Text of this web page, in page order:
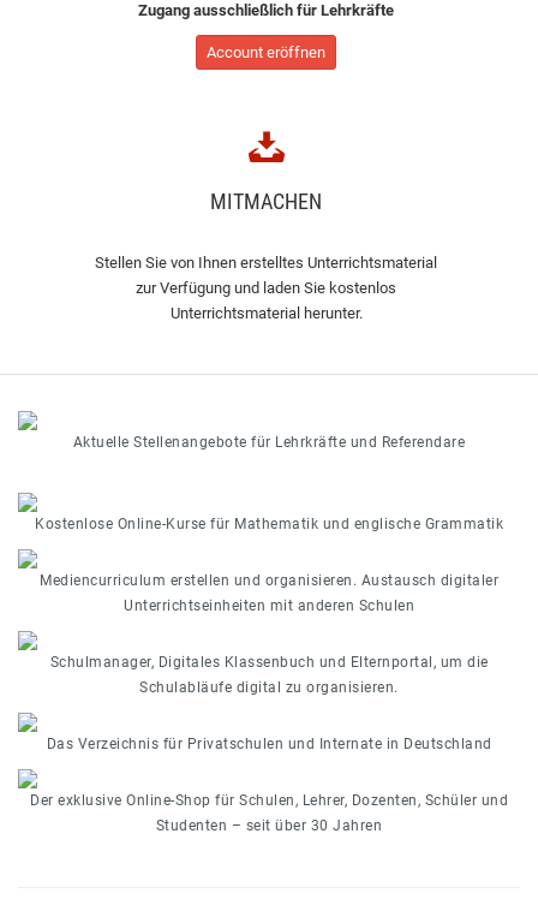
Zugang ausschließlich für Lehrkräfte
Account eröffnen
MITMACHEN
Stellen Sie von Ihnen erstelltes Unterrichtsmaterial
zur Verfügung und laden Sie kostenlos
Unterrichtsmaterial herunter.
Aktuelle Stellenangebote für Lehrkräfte und Referendare
Kostenlose Online-Kurse für Mathematik und englische Grammatik
Mediencurriculum erstellen und organisieren. Austausch digitaler
Unterrichtseinheiten mit anderen Schulen
Schulmanager, Digitales Klassenbuch und Elternportal, um die
Schulabläufe digital zu organisieren.
Das Verzeichnis für Privatschulen und Internate in Deutschland
Der exklusive Online-Shop für Schulen, Lehrer, Dozenten, Schüler und
Studenten – seit über 30 Jahren